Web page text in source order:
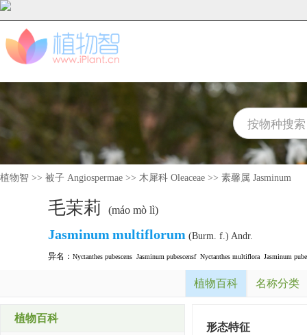
植物智 >> 被子 Angiospermae >> 木犀科 Oleaceae >> 素馨属 Jasminum
毛茉莉 (máo mò lì)
Jasminum multiflorum (Burm. f.) Andr.
异名： Nyctanthes pubescens Jasminum pubescensf Nyctanthes multiflora Jasminum
植物百科 名称分类
植物百科
形态特征